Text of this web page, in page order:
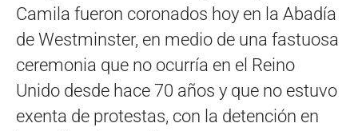
Camila fueron coronados hoy en la Abadía
de Westminster, en medio de una fastuosa
ceremonia que no ocurría en el Reino
Unido desde hace 70 años y que no estuvo
exenta de protestas, con la detención en